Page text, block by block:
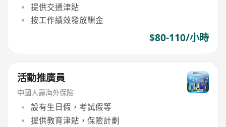
提供交通津貼
按工作績效發放酬金
$80-110/小時
活動推廣員
中國人壽海外保險
設有生日假，考試假等
提供教育津貼，保險計劃